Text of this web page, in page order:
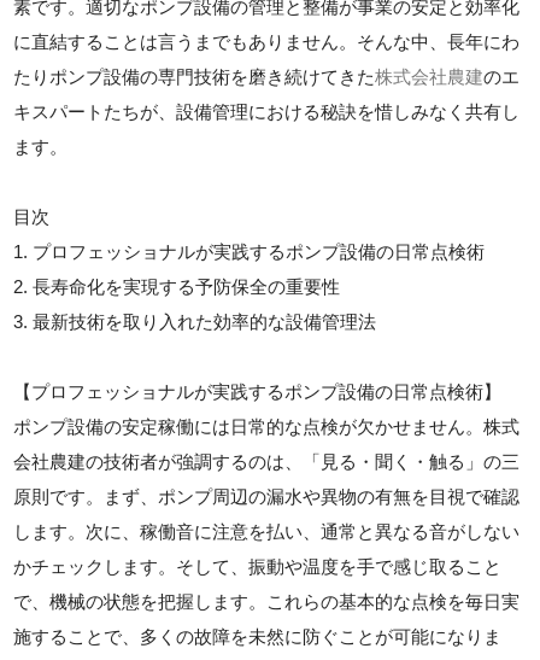
素です。適切なポンプ設備の管理と整備が事業の安定と効率化
に直結することは言うまでもありません。そんな中、長年にわ
たりポンプ設備の専門技術を磨き続けてきた株式会社農建のエ
キスパートたちが、設備管理における秘訣を惜しみなく共有し
ます。
目次
1. プロフェッショナルが実践するポンプ設備の日常点検術
2. 長寿命化を実現する予防保全の重要性
3. 最新技術を取り入れた効率的な設備管理法
【プロフェッショナルが実践するポンプ設備の日常点検術】
ポンプ設備の安定稼働には日常的な点検が欠かせません。株式
会社農建の技術者が強調するのは、「見る・聞く・触る」の三
原則です。まず、ポンプ周辺の漏水や異物の有無を目視で確認
します。次に、稼働音に注意を払い、通常と異なる音がしない
かチェックします。そして、振動や温度を手で感じ取ること
で、機械の状態を把握します。これらの基本的な点検を毎日実
施することで、多くの故障を未然に防ぐことが可能になりま